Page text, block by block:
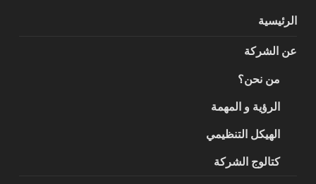
الرئيسية
عن الشركة
من نحن؟
الرؤية و المهمة
الهيكل التنظيمي
كتالوج الشركة